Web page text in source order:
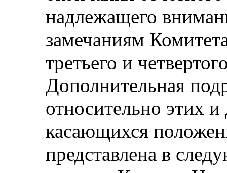
надлежащего
замечаниям
третьего и
Дополнительная
относительно этих
касающихся
представлена в